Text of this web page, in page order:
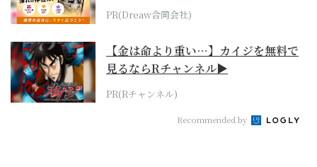
PR(Dreaw合同会社)
【金は命より重い…】カイジを無料で
見るならRチャンネル▶︎
PR(Rチャンネル)
Recommended by